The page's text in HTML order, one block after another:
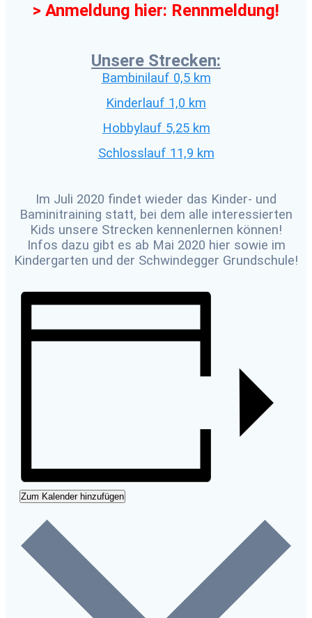
> Anmeldung hier: Rennmeldung!
Unsere Strecken:
Bambinilauf 0,5 km
Kinderlauf 1,0 km
Hobbylauf 5,25 km
Schlosslauf 11,9 km
Im Juli 2020 findet wieder das Kinder- und
Baminitraining statt, bei dem alle interessierten
Kids unsere Strecken kennenlernen können!
Infos dazu gibt es ab Mai 2020 hier sowie im
Kindergarten und der Schwindegger Grundschule!
Zum Kalender hinzufügen